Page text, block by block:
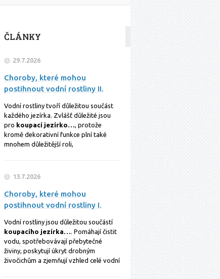
ČLÁNKY
29.7.2026
Choroby, které mohou
postihnout vodní rostliny II.
Vodní rostliny tvoří důležitou součást
každého jezírka. Zvlášť důležité jsou
pro koupací jezírko…, protože
kromě dekorativní funkce plní také
mnohem důležitější roli,
13.7.2026
Choroby, které mohou
postihnout vodní rostliny I.
Vodní rostliny jsou důležitou součástí
koupacího jezírka…. Pomáhají čistit
vodu, spotřebovávají přebytečné
živiny, poskytují úkryt drobným
živočichům a zjemňují vzhled celé vodní